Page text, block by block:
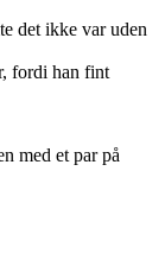
det ikke var uden
fordi han fint
med et par på